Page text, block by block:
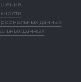
данных
данных